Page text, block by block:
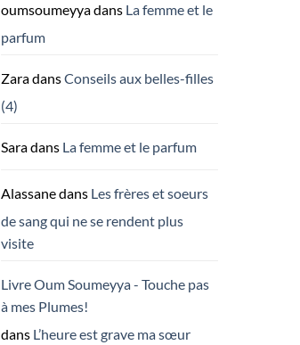
oumsoumeyyadans La femme et le
parfum
ZaradansConseils aux belles-filles
(4)
Saradans La femme et le parfum
Alassanedans Les frères et soeurs
de sang qui ne se rendent plus
visite
Livre Oum Soumeyya - Touche pas
à mes Plumes!
dans L’heure est grave ma sœur